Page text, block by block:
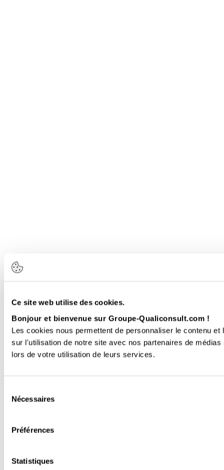
Ce site web utilise des cookies.
Bonjour et bienvenue sur Groupe-Qualiconsult.com !
Les cookies nous permettent de personnaliser le contenu
sur l'utilisation de notre site avec nos partenaires de
lors de votre utilisation de leurs services.
Nécessaires
Préférences
Statistiques